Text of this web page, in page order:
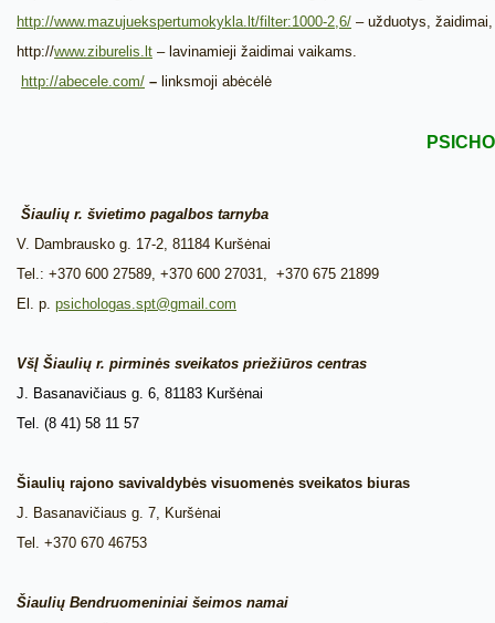
http://www.mazujuekspertumokykla.lt/filter:1000-2,6/ – užduotys,
http://www.ziburelis.lt – lavinamieji žaidimai vaikams.
http://abecele.com/ – linksmoji abėcėlė
Šiaulių r. švietimo pagalbos tarnyba
V. Dambrausko g. 17-2, 81184 Kuršėnai
Tel.: +370 600 27589, +370 600 27031, +370 675 21899
El. p. psichologas.spt@gmail.com
VšĮ Šiaulių r. pirminės sveikatos priežiūros centras
J. Basanavičiaus g. 6, 81183 Kuršėnai
Tel. (8 41) 58 11 57
Šiaulių rajono savivaldybės visuomenės sveikatos biuras
J. Basanavičiaus g. 7, Kuršėnai
Tel. +370 670 46753
Šiaulių Bendruomeniniai šeimos namai